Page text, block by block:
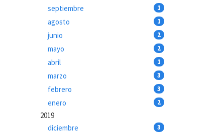
septiembre 1
agosto 1
junio 2
mayo 2
abril 1
marzo 3
febrero 3
enero 2
2019
diciembre
3